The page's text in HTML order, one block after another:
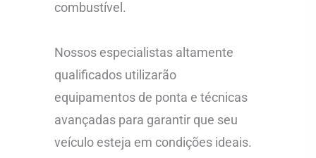
combustível.
Nossos especialistas altamente
qualificados utilizarão
equipamentos de ponta e técnicas
avançadas para garantir que seu
veículo esteja em condições ideais.